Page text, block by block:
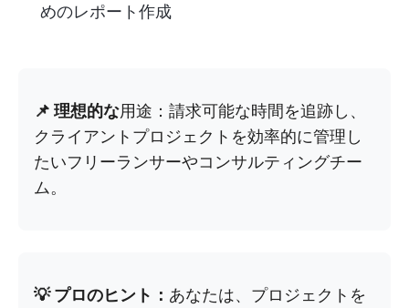
めのレポート作成
📌 理想的な用途：請求可能な時間を追跡し、
クライアントプロジェクトを効率的に管理し
たいフリーランサーやコンサルティングチー
ム。
💡 プロのヒント： あなたは、プロジェクトを